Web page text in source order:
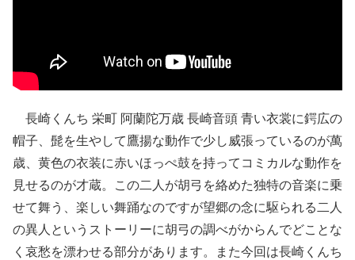
長崎くんち 栄町 阿蘭陀万歳 長崎音頭 青い衣裳に鍔広の
帽子、髭を生やして鷹揚な動作で少し威張っているのが萬
歳、黄色の衣装に赤いほっぺ鼓を持ってコミカルな動作を
見せるのが才蔵。この二人が胡弓を絡めた独特の音楽に乗
せて舞う、楽しい舞踊なのですが望郷の念に駆られる二人
の異人というストーリーに胡弓の調べがからんでどことな
く哀愁を漂わせる部分があります。また今回は長崎くんち